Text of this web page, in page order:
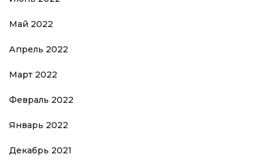
Май 2022
Апрель 2022
Март 2022
Февраль 2022
Январь 2022
Декабрь 2021